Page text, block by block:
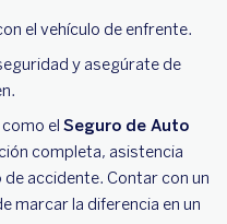
el vehículo de enfrente.
y asegúrate de
el Seguro de Auto
completa, asistencia
accidente. Contar con un
marcar la diferencia en un